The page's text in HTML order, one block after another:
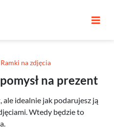
Ramki na zdjęcia
na prezent
idealnie jak podarujesz ją
Wtedy będzie to